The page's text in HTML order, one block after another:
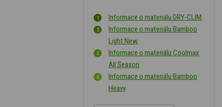
Informace o materiálu DRY-CLIM
Informace o materiálu Bamboo
Light New
Informace o materiálu Coolmax
All Season
Informace o materiálu Bamboo
Heavy